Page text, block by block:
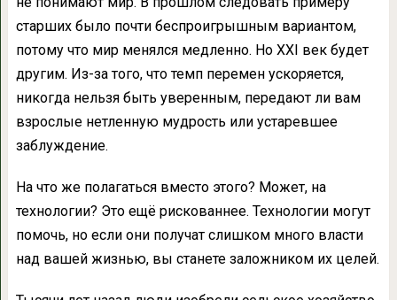
старших было почти беспроигрышным вариантом,
потому что мир менялся медленно. Но XXI век будет
другим. Из-за того, что темп перемен ускоряется,
никогда нельзя быть уверенным, передают ли вам
взрослые нетленную мудрость или устаревшее
заблуждение.
На что же полагаться вместо этого? Может, на
технологии? Это ещё рискованнее. Технологии могут
помочь, но если они получат слишком много власти
над вашей жизнью, вы станете заложником их целей.